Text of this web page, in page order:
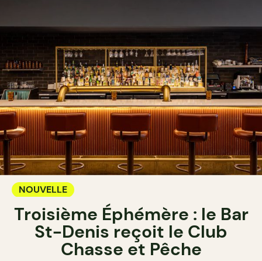
NOUVELLE
Troisième Éphémère : le Bar
St-Denis reçoit le Club
Chasse et Pêche